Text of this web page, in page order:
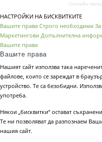
Онлайн
НАСТРОЙКИ НА БИСКВИТКИТЕ
Вашите права Строго необходими
Маркетингови Допълнителна
Вашите права
Вашите права
Нашият сайт използва така
файлове, които се зареждат в
устройство. Те са безобидни.
употреба.
Някои „бисквитки“ остават
Те ни позволяват да разпознаем
нашия сайт.